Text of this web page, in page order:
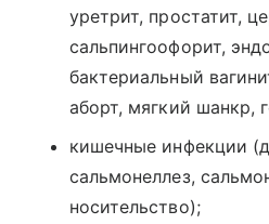
уретрит, простатит,
сальпингоофорит,
бактериальный
аборт, мягкий шанкр,
кишечные инфекции
сальмонеллез,
носительство);